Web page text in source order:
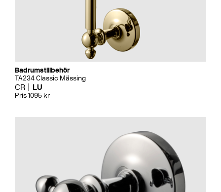
Badrumstillbehör
TA234 Classic Mässing
CR LU
Pris 1095 kr